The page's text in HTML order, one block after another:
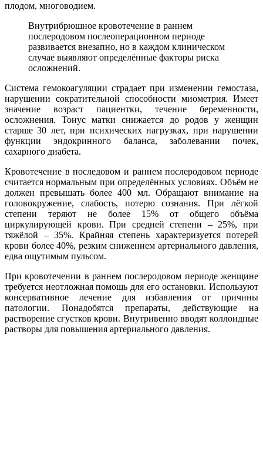
плодом, многоводием.
Внутрибрюшное кровотечение в раннем
послеродовом послеоперационном периоде
развивается внезапно, но в каждом клиническом
случае выявляют определённые факторы риска
осложнений.
Система гемокоагуляции страдает при изменении гемостаза,
нарушении сократительной способности миометрия. Имеет
значение возраст пациентки, течение беременности,
осложнения. Тонус матки снижается до родов у женщин
старше 30 лет, при психических нагрузках, при нарушении
функции эндокринного баланса, заболевании почек,
сахарного диабета.
Кровотечение в последовом и раннем послеродовом периоде
считается нормальным при определённых условиях. Объём не
должен превышать более 400 мл. Обращают внимание на
головокружение, слабость, потерю сознания. При лёгкой
степени теряют не более 15% от общего объёма
циркулирующей крови. При средней степени – 25%, при
тяжёлой – 35%. Крайняя степень характеризуется потерей
крови более 40%, резким снижением артериального давления,
едва ощутимым пульсом.
При кровотечении в раннем послеродовом периоде женщине
требуется неотложная помощь для его остановки. Используют
консервативное лечение для избавления от причины
патологии. Понадобятся препараты, действующие на
растворение сгустков крови. Внутривенно вводят коллоидные
растворы для повышения артериального давления.